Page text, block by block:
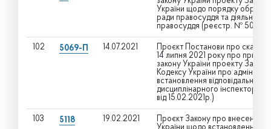
України щодо порядку
ради правосуддя та
правосуддя (реєстр. № 5068
102 5069-П 14.07.2021
Проєкт Постанови про
14 липня 2021 року про
закону України проекту
Кодексу України про
встановлення
дисциплінарного інспектора
від 15.02.2021р.)
103 5118 19.02.2021
Проєкт Закону про внесення